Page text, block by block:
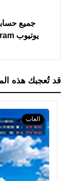
جميع
يوتيوب twitter instagram تويتر tiktok فيس بوك
قد تُعجبك هذه
العاب